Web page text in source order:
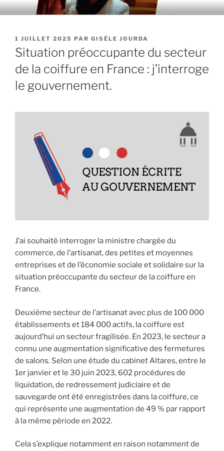
Aller
au
principal
PUBLIÉ
LE
1 JUILLET 2025 PAR GISÈLE JOURDA
Situation préoccupante du secteur
de la coiffure en France : j’interroge
le gouvernement.
J’ai souhaité interroger la ministre chargée du
commerce, de l’artisanat, des petites et moyennes
entreprises et de l’économie sociale et solidaire sur la
situation préoccupante du secteur de la coiffure en
France.
Deuxième secteur de l’artisanat avec plus de 100 000
établissements et 184 000 actifs, la coiffure est
aujourd’hui un secteur fragilisée. En 2023, le secteur a
connu une augmentation significative des fermetures
de salons. Selon une étude du cabinet Altares, entre le
1er janvier et le 30 juin 2023, 602 procédures de
liquidation, de redressement judiciaire et de
sauvegarde ont été enregistrées dans la coiffure, ce
qui représente une augmentation de 49 % par rapport
à la même période en 2022.
Cela s’explique notamment en raison notamment de